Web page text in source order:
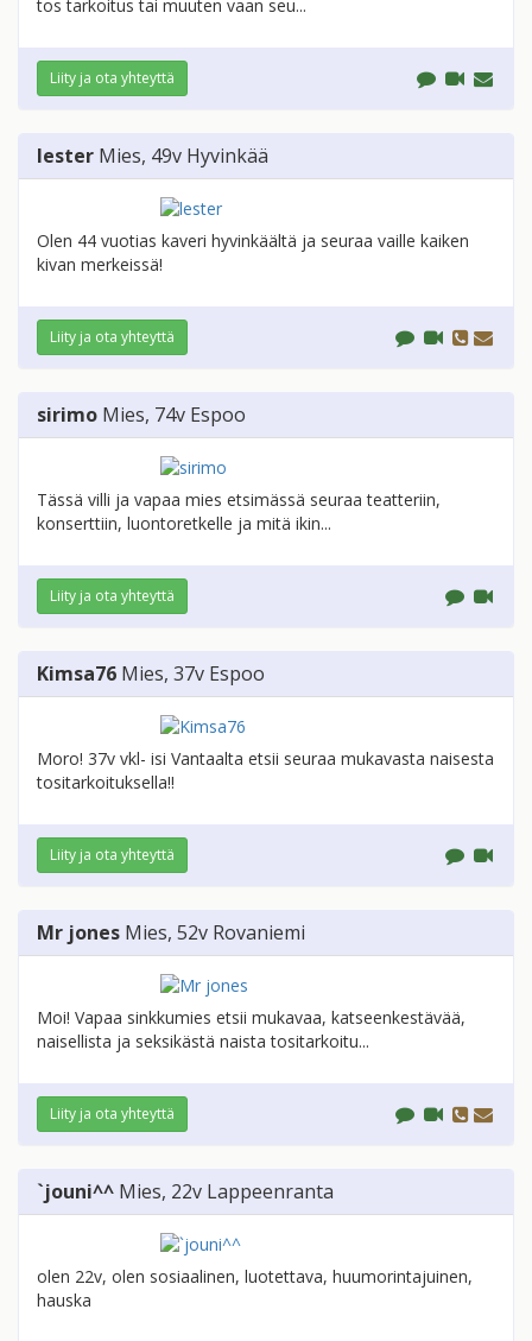
tos tarkoitus tai muuten vaan seu...
Liity ja ota yhteyttä
lester Mies, 49v Hyvinkää
Olen 44 vuotias kaveri hyvinkäältä ja seuraa vaille kaiken
kivan merkeissä!
Liity ja ota yhteyttä
sirimo Mies, 74v Espoo
Tässä villi ja vapaa mies etsimässä seuraa teatteriin,
konserttiin, luontoretkelle ja mitä ikin...
Liity ja ota yhteyttä
Kimsa76 Mies, 37v Espoo
Moro! 37v vkl- isi Vantaalta etsii seuraa mukavasta naisesta
tositarkoituksella!!
Liity ja ota yhteyttä
Mr jones Mies, 52v Rovaniemi
Moi! Vapaa sinkkumies etsii mukavaa, katseenkestävää,
naisellista ja seksikästä naista tositarkoitu...
Liity ja ota yhteyttä
`jouni^^ Mies, 22v Lappeenranta
olen 22v, olen sosiaalinen, luotettava, huumorintajuinen,
hauska